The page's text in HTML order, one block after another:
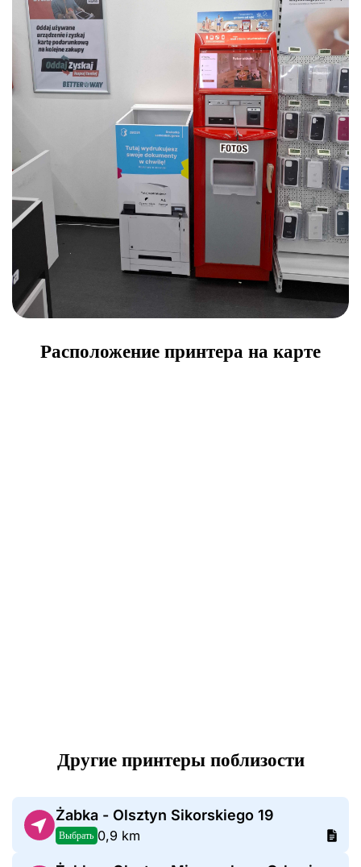
Расположение принтера на карте
Другие принтеры поблизости
Żabka - Olsztyn Sikorskiego 19
Выбрать 0,9 km